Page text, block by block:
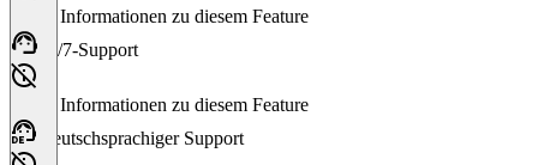
Keine Informationen zu diesem Feature
24/7-Support
Keine Informationen zu diesem Feature
Deutschsprachiger Support